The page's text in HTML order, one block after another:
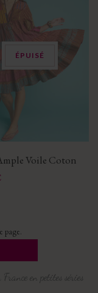
ÉPUISÉ
Voile Coton
page.
en petites séries